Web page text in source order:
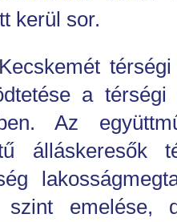
kerül sor.
a
Az
álláskeresők
szint emelése,